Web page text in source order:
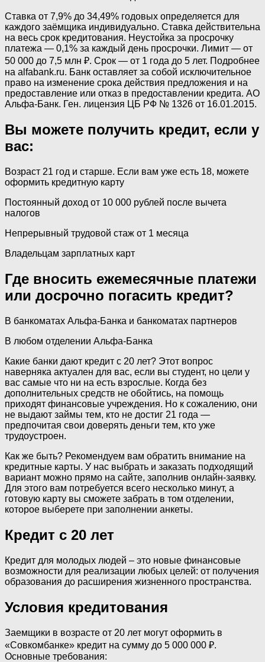
Ставка от 7,9% до 34,49% годовых определяется для
каждого заёмщика индивидуально. Ставка действительна
на весь срок кредитования. Неустойка за просрочку
платежа — 0,1% за каждый день просрочки. Лимит — от
50 000 до 7,5 млн ₽. Срок — от 1 года до 5 лет. Подробнее
на alfabank.ru. Банк оставляет за собой исключительное
право на изменение срока действия предложения и на
предоставление или отказ в предоставлении кредита. АО
Альфа⁠-⁠Банк. Ген. лицензия ЦБ РФ № 1326 от 16.01.2015.
Вы можете получить кредит, если у
вас:
Возраст 21 год и старше. Если вам уже есть 18, можете
оформить кредитную карту
Постоянный доход от 10 000 рублей после вычета
налогов
Непрерывный трудовой стаж от 1 месяца
Владельцам зарплатных карт
Где вносить ежемесячные платежи
или досрочно погасить кредит?
В банкоматах Альфа-Банка и банкоматах партнеров
В любом отделении Альфа-Банка
Какие банки дают кредит с 20 лет? Этот вопрос
наверняка актуален для вас, если вы студент, но цели у
вас самые что ни на есть взрослые. Когда без
дополнительных средств не обойтись, на помощь
приходят финансовые учреждения. Но к сожалению, они
не выдают займы тем, кто не достиг 21 года —
предпочитая свои доверять деньги тем, кто уже
трудоустроен.
Как же быть? Рекомендуем вам обратить внимание на
кредитные карты. У нас выбрать и заказать подходящий
вариант можно прямо на сайте, заполнив онлайн-заявку.
Для этого вам потребуется всего несколько минут, а
готовую карту вы сможете забрать в том отделении,
которое выберете при заполнении анкеты.
Кредит с 20 лет
Кредит для молодых людей – это новые финансовые
возможности для реализации любых целей: от получения
образования до расширения жизненного пространства.
Условия кредитования
Заемщики в возрасте от 20 лет могут оформить в
«Совкомбанке» кредит на сумму до 5 000 000 ₽.
Основные требования: